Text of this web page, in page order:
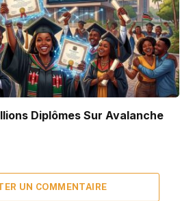
Diplômes Sur Avalanche
UN COMMENTAIRE